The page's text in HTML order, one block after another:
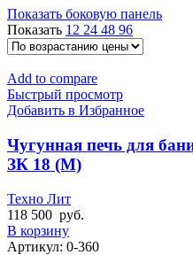
Показать боковую панель
Показать 12 24 48 96
Add to compare
Быстрый просмотр
Добавить в Избранное
Чугунная печь для
ЗК 18 (М)
Техно Лит
118 500 руб.
В корзину
Артикул: 0-360